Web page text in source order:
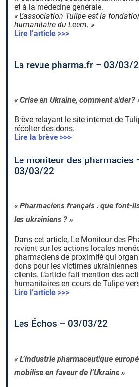
et à la médecine générale.
« L’association Tulipe est la
humanitaire du Leem. »
Lire l’article >>>
La revue pharma.fr – 03/03/
« Crise en Ukraine, comment aider?
Brève relayant le site internet de
récolter des dons.
Lire la brève >>>
Le moniteur des pharmacies
03/03/22
« Pharmaciens français : que font-
les ukrainiens ? »
Dans cet article, Le Moniteur des
revient sur les actions locales
pharmaciens de proximité qui
dons pour les victimes ukrainiennes
clients. L’article fait mention des
humanitaires en cours de Tulipe
Lire l’article >>>
Les Échos – 03/03/22
« L’industrie pharmaceutique
mobilise en faveur de l’Ukraine »